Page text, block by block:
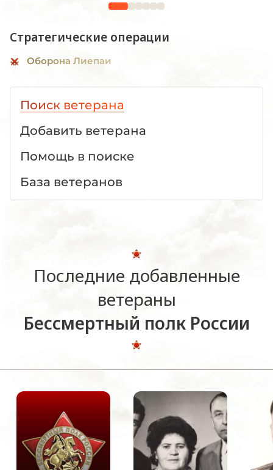
Стратегические операции
Оборона Лиепаи
Поиск ветерана
Добавить ветерана
Помощь в поиске
База ветеранов
Последние добавленные
ветераны
Бессмертный полк России